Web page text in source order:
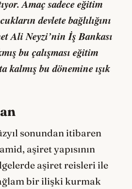
Amaç sadece eğitim
devlete bağlılığını
Ali Neyzi’nin İş Bankası
bu çalışması eğitim
bu dönemine ışık
sonundan itibaren
aşiret yapısının
aşiret reisleri ile
bir ilişki kurmak